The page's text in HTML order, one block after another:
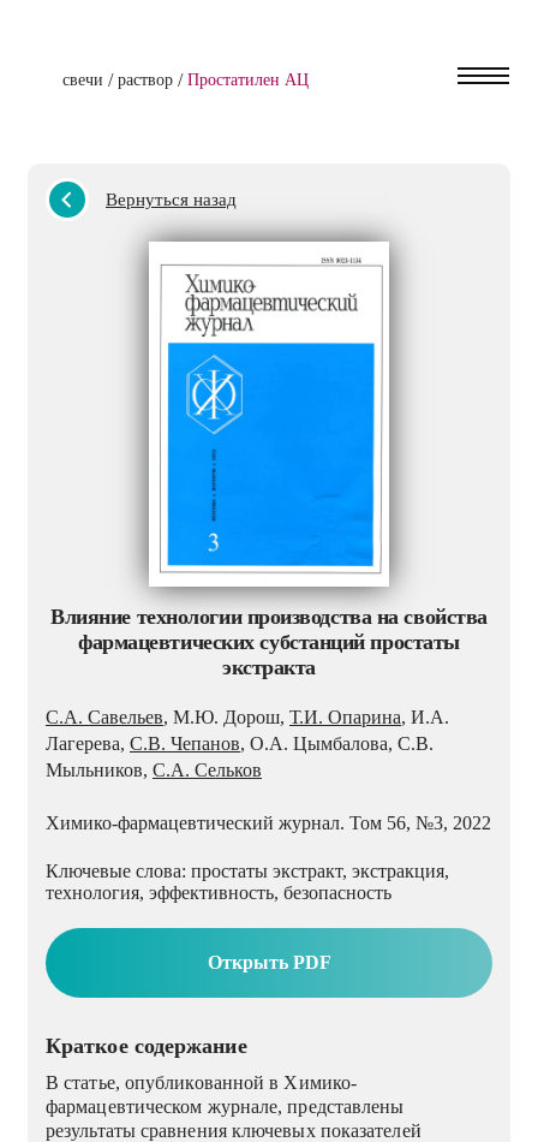
свечи / раствор / Простатилен АЦ
Вернуться назад
Влияние технологии производства на свойства
фармацевтических субстанций простаты
экстракта
С.А. Савельев, М.Ю. Дорош, Т.И. Опарина, И.А.
Лагерева, С.В. Чепанов, О.А. Цымбалова, С.В.
Мыльников, С.А. Сельков
Химико-фармацевтический журнал. Том 56, №3, 2022
Ключевые слова: простаты экстракт, экстракция,
технология, эффективность, безопасность
Открыть PDF
Краткое содержание
В статье, опубликованной в Химико-
фармацевтическом журнале, представлены
результаты сравнения ключевых показателей